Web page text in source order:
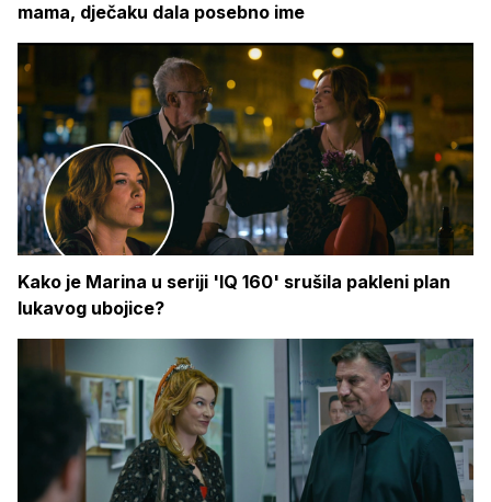
mama, dječaku dala posebno ime
Kako je Marina u seriji 'IQ 160' srušila pakleni plan
lukavog ubojice?